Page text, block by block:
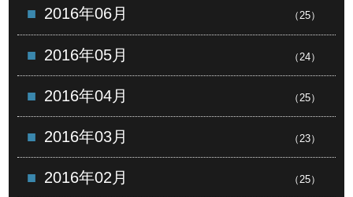
2016年06月 （25）
2016年05月 （24）
2016年04月 （25）
2016年03月 （23）
2016年02月 （25）